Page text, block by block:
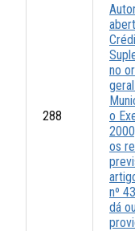
288
no
o
os
nº
dá